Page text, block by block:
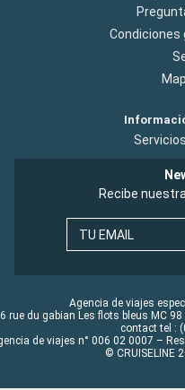
Condiciones
Recibe
TU EMAIL
Agencia de viajes
rue du gabian Les flots bleus MC
contact tel :
de viajes n° 006 02 0007 –
© CRUISELINE